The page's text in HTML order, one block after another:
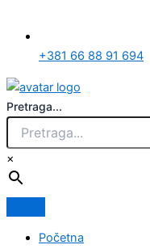
+381 66 88 91 694
Pretraga...
×
Početna